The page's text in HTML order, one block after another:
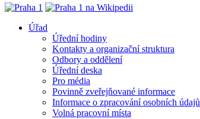
Úřad
Úřední hodiny
Kontakty a organizační struktura
Odbory a oddělení
Úřední deska
Pro média
Povinně zveřejňované informace
Informace o zpracování osobních údajů
Volná pracovní místa